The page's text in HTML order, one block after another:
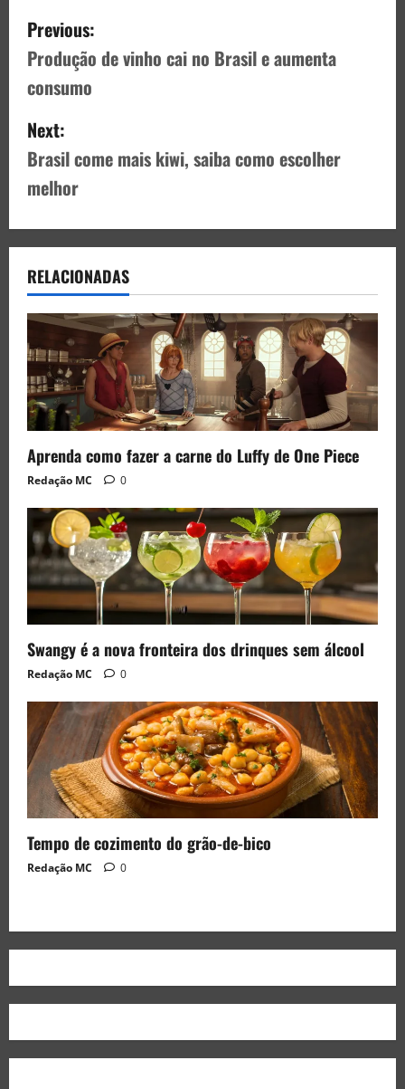
Previous:
Produção de vinho cai no Brasil e aumenta
consumo
Next:
Brasil come mais kiwi, saiba como escolher
melhor
RELACIONADAS
Aprenda como fazer a carne do Luffy de One Piece
Redação MC 0
Swangy é a nova fronteira dos drinques sem álcool
Redação MC 0
Tempo de cozimento do grão-de-bico
Redação MC 0